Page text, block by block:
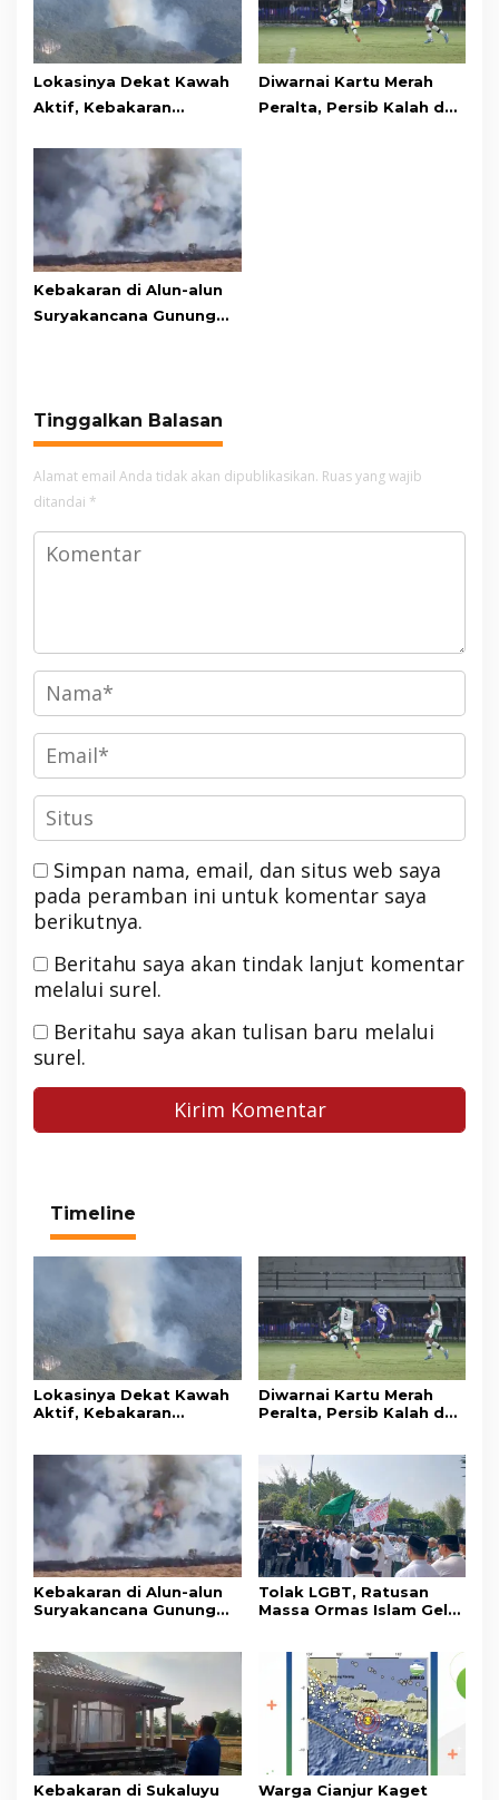
Lokasinya Dekat Kawah
Aktif, Kebakaran
Kawasan Gunung Gede
Pangrango
Diwarnai Kartu Merah
Peralta, Persib Kalah dari
Kebakaran di Alun-alun
Suryakancana Gunung
Tinggalkan Balasan
Alamat email Anda tidak akan dipublikasikan. Ruas yang wajib
ditandai *
Simpan nama, email, dan situs web saya
pada peramban ini untuk komentar saya
berikutnya.
Beritahu saya akan tindak lanjut komentar
melalui surel.
Beritahu saya akan tulisan baru melalui
surel.
Timeline
Lokasinya Dekat Kawah
Aktif, Kebakaran
Pangrango
Diwarnai Kartu Merah
Peralta, Persib Kalah dari
Kebakaran di Alun-alun
Suryakancana Gunung
Masih Bersiaga
Tolak LGBT, Ratusan
Massa Ormas Islam Gelar
Kebakaran di Sukaluyu
Warga Cianjur Kaget